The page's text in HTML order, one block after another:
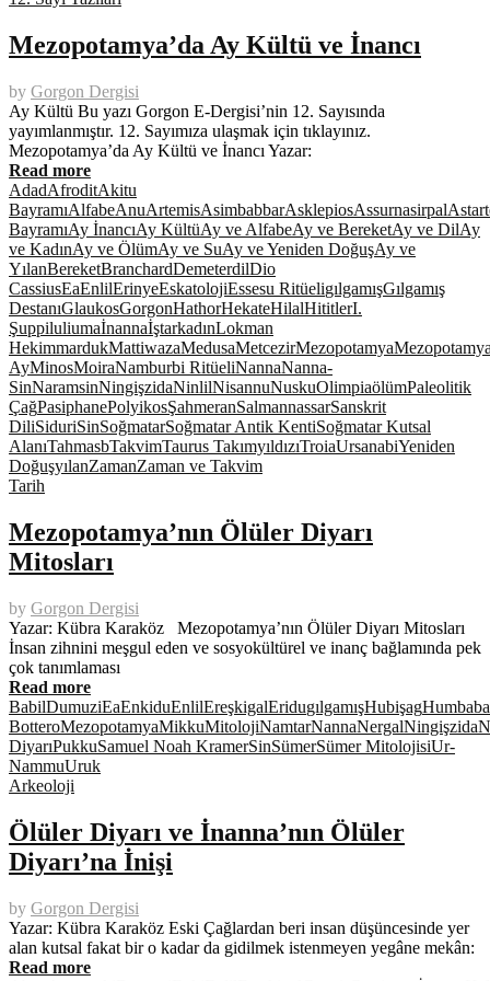
Mezopotamya’da Ay Kültü ve İnancı
by Gorgon Dergisi
Ay Kültü Bu yazı Gorgon E-Dergisi’nin 12. Sayısında
yayımlanmıştır. 12. Sayımıza ulaşmak için tıklayınız.
Mezopotamya’da Ay Kültü ve İnancı Yazar:
Read more
AdadAfroditAkitu
BayramıAlfabeAnuArtemisAsimbabbarAsklepiosAssurnasirpal
BayramıAy İnancıAy KültüAy ve AlfabeAy ve BereketAy ve DilAy
ve KadınAy ve ÖlümAy ve SuAy ve Yeniden DoğuşAy ve
YılanBereketBranchardDemeterdilDio
CassiusEaEnlilErinyeEskatolojiEssesu RitüeligılgamışGılgamış
DestanıGlaukosGorgonHathorHekateHilalHititlerI.
ŞuppiluliumaİnannaİştarkadınLokman
HekimmardukMattiwazaMedusaMetcezirMezopotamya
AyMinosMoiraNamburbi RitüeliNannaNanna-
SinNaramsinNingişzidaNinlilNisannuNuskuOlimpiaölümPaleolitik
ÇağPasiphanePolyikosŞahmeranSalmannassarSanskrit
DiliSiduriSinSoğmatarSoğmatar Antik KentiSoğmatar Kutsal
AlanıTahmasbTakvimTaurus TakımyıldızıTroiaUrsanabiYeniden
DoğuşyılanZamanZaman ve Takvim
Tarih
Mezopotamya’nın Ölüler Diyarı
Mitosları
by Gorgon Dergisi
Yazar: Kübra Karaköz Mezopotamya’nın Ölüler Diyarı Mitosları
İnsan zihnini meşgul eden ve sosyokültürel ve inanç bağlamında pek
çok tanımlaması
Read more
BabilDumuziEaEnkiduEnlilEreşkigalEridugılgamışHubişagHumbaba
BotteroMezopotamyaMikkuMitolojiNamtarNannaNergalNingişzida
DiyarıPukkuSamuel Noah KramerSinSümerSümer MitolojisiUr-
NammuUruk
Arkeoloji
Ölüler Diyarı ve İnanna’nın Ölüler
Diyarı’na İnişi
by Gorgon Dergisi
Yazar: Kübra Karaköz Eski Çağlardan beri insan düşüncesinde yer
alan kutsal fakat bir o kadar da gidilmek istenmeyen yegâne mekân:
Read more